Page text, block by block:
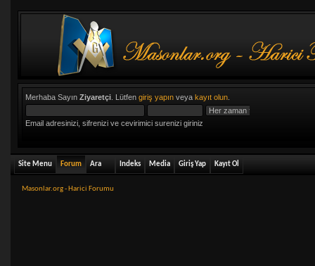
Merhaba Sayın Ziyaretçi. Lütfen giriş yapınveya kayıt olun.
Email adresinizi, sifrenizi ve cevirimici surenizi giriniz
Site Menu Forum Ara Indeks Media Giriş Yap Kayıt Ol
Masonlar.org - Harici Forumu